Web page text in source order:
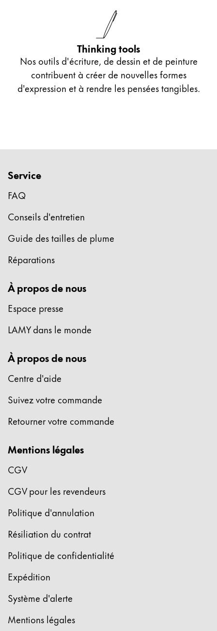
polski
Romania
română
Amérique centrale & Caraïbes
Amérique du Nord
Amérique du Sud
Brazil
Chile
español
Afrique
South Africa
English
Asie-Pacifique
Cette région répertorie les pays et les langues
Australia
English
中文
South Korea
한국어
New Zealand
English
Philippines
English
Singapore
English
Taiwan
中文
Thinking tools
Nos outils d'écriture, de dessin et de peinture
contribuent à créer de nouvelles formes
d'expression et à rendre les pensées tangibles.
Service
FAQ
Conseils d'entretien
Guide des tailles de plume
Réparations
À propos de nous
Espace presse
LAMY dans le monde
À propos de nous
Centre d'aide
Suivez votre commande
Retourner votre commande
Mentions légales
CGV
CGV pour les revendeurs
Politique d'annulation
Résiliation du contrat
Politique de confidentialité
Expédition
Système d'alerte
Mentions légales